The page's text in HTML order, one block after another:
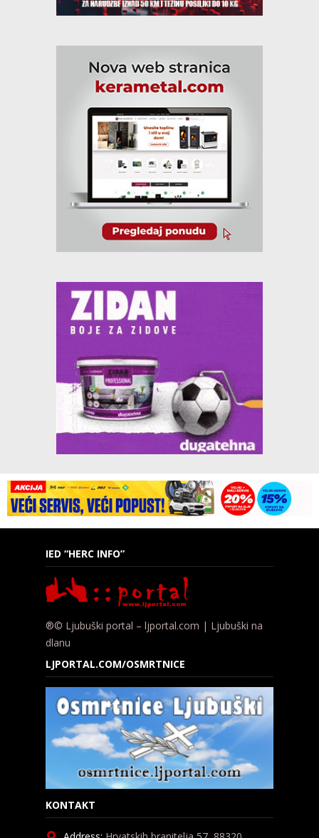
IED “HERC INFO”
®© Ljubuški portal – ljportal.com | Ljubuški na
dlanu
LJPORTAL.COM/OSMRTNICE
KONTAKT